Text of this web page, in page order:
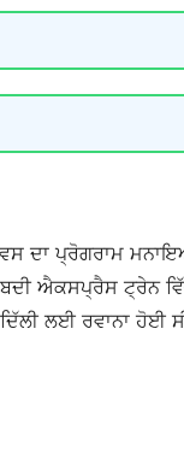
ਦਾ ਪ੍ਰੋਗਰਾਮ
ਐਕਸਪ੍ਰੈਸ ਟ੍ਰੇਨ
ਲਈ ਰਵਾਨਾ ਹੋਈ